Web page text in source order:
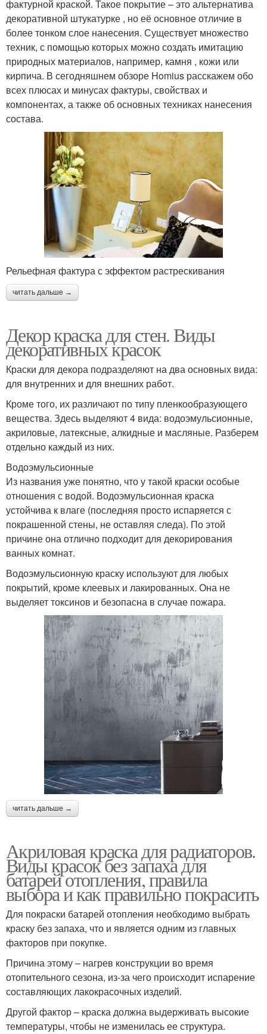
фактурной краской. Такое покрытие – это альтернатива
декоративной штукатурке , но её основное отличие в
более тонком слое нанесения. Существует множество
техник, с помощью которых можно создать имитацию
природных материалов, например, камня , кожи или
кирпича. В сегодняшнем обзоре Homius расскажем обо
всех плюсах и минусах фактуры, свойствах и
компонентах, а также об основных техниках нанесения
состава.
Рельефная фактура с эффектом растрескивания
читать дальше →
Декор краска для стен. Виды
декоративных красок
Краски для декора подразделяют на два основных вида:
для внутренних и для внешних работ.
Кроме того, их различают по типу пленкообразующего
вещества. Здесь выделяют 4 вида: водоэмульсионные,
акриловые, латексные, алкидные и масляные. Разберем
отдельно каждый из них.
Водоэмульсионные
Из названия уже понятно, что у такой краски особые
отношения с водой. Водоэмульсионная краска
устойчива к влаге (последняя просто испаряется с
покрашенной стены, не оставляя следа). По этой
причине она отлично подходит для декорирования
ванных комнат.
Водоэмульсионную краску используют для любых
покрытий, кроме клеевых и лакированных. Она не
выделяет токсинов и безопасна в случае пожара.
читать дальше →
Акриловая краска для радиаторов.
Виды красок без запаха для
батарей отопления, правила
выбора и как правильно покрасить
Для покраски батарей отопления необходимо выбрать
краску без запаха, что и является одним из главных
факторов при покупке.
Причина этому – нагрев конструкции во время
отопительного сезона, из-за чего происходит испарение
составляющих лакокрасочных изделий.
Другой фактор – краска должна выдерживать высокие
температуры, чтобы не изменилась ее структура.